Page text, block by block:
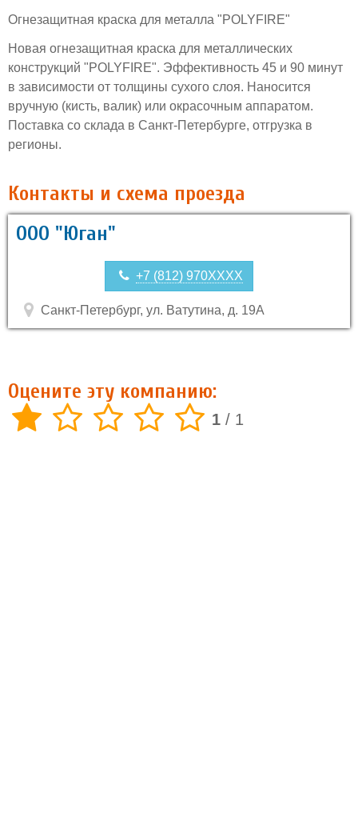
Огнезащитная краска для металла "POLYFIRE"
Новая огнезащитная краска для металлических
конструкций "POLYFIRE". Эффективность 45 и 90 минут
в зависимости от толщины сухого слоя. Наносится
вручную (кисть, валик) или окрасочным аппаратом.
Поставка со склада в Санкт-Петербурге, отгрузка в
регионы.
Контакты и схема проезда
ООО "Юган"
+7 (812) 970XXXX
Санкт-Петербург, ул. Ватутина, д. 19А
Оцените эту компанию:
1 / 1